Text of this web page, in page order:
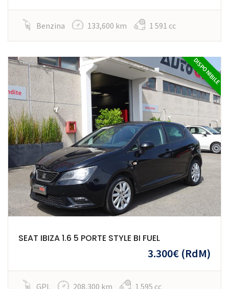
Benzina 133,600 km 1 591 cc
DISPONIBILE
SEAT IBIZA 1.6 5 PORTE STYLE BI FUEL
3.300€ (RdM)
GPL 208,300 km 1 595 cc